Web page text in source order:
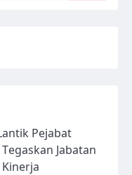
Pejabat
Jabatan